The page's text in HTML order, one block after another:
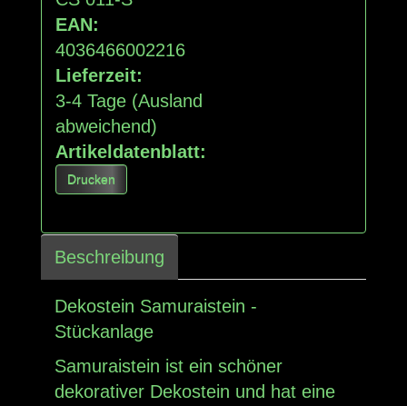
EAN:
4036466002216
Lieferzeit:
3-4 Tage (Ausland
abweichend)
Artikeldatenblatt:
Drucken
Beschreibung
Dekostein Samuraistein -
Stückanlage
Samuraistein ist ein schöner
dekorativer Dekostein und hat eine